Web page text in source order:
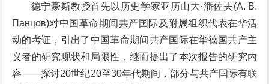
德宁豪斯教授首先以历史学家亚历山大·潘佐夫(А. В.
Панцов)对中国革命期间共产国际及附属组织代表在华活
动的考证，引出了中国革命期间共产国际在华德国共产主
义者的研究现状和局限性，继而提出了本次报告的研究内
容——探讨20世纪20至30年代期间，部分与共产国际有联